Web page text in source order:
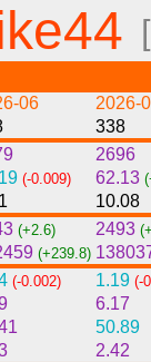
06 2026-
338
2696
(-0.009) 62.13
10.08
(+2.6) 2493
(+239.8)
(-0.002) 1.19 (-
6.17
50.89
2.42